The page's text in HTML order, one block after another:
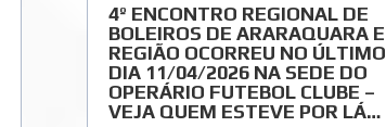
4º ENCONTRO REGIONAL DE
BOLEIROS DE ARARAQUARA E
REGIÃO OCORREU NO ÚLTIMO
DIA 11/04/2026 NA SEDE DO
OPERÁRIO FUTEBOL CLUBE –
VEJA QUEM ESTEVE POR LÁ…